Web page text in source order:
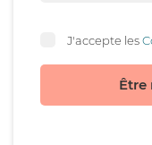
J'accepte les
Être